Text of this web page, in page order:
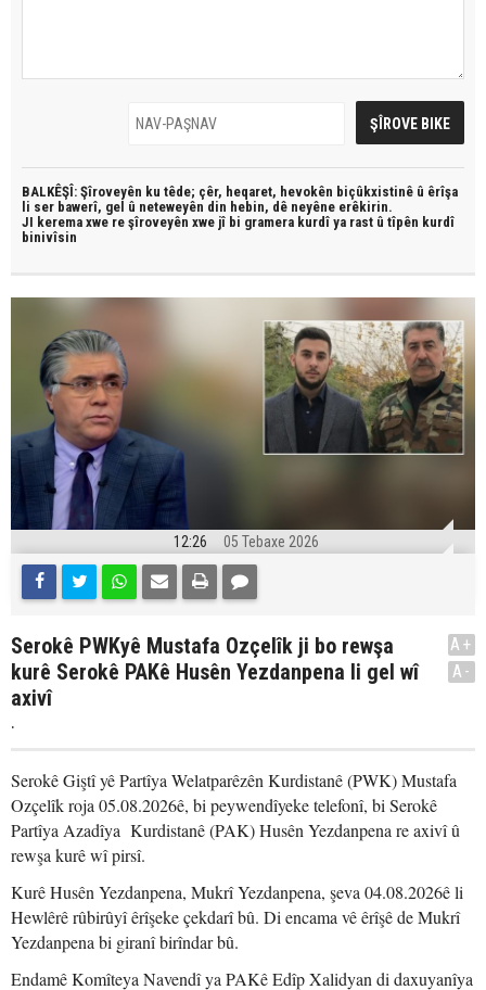
BALKÊŞÎ: Şîroveyên ku têde; çêr, heqaret, hevokên biçûkxistinê û êrîşa
li ser bawerî, gel û neteweyên din hebin, dê neyêne erêkirin.
JI kerema xwe re şîroveyên xwe jî bi gramera kurdî ya rast û tîpên kurdî
binivîsin
12:26 05 Tebaxe 2026
Serokê PWKyê Mustafa Ozçelîk ji bo rewşa
kurê Serokê PAKê Husên Yezdanpena li gel wî
axivî
.
A+
A-
Serokê Giştî yê Partîya Welatparêzên Kurdistanê (PWK) Mustafa
Ozçelîk roja 05.08.2026ê, bi peywendîyeke telefonî, bi Serokê
Partîya Azadîya Kurdistanê (PAK) Husên Yezdanpena re axivî û
rewşa kurê wî pirsî.
Kurê Husên Yezdanpena, Mukrî Yezdanpena, şeva 04.08.2026ê li
Hewlêrê rûbirûyî êrîşeke çekdarî bû. Di encama vê êrîşê de Mukrî
Yezdanpena bi giranî birîndar bû.
Endamê Komîteya Navendî ya PAKê Edîp Xalidyan di daxuyanîya